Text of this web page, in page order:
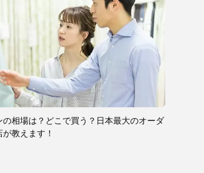
の相場は？どこで買う？日本最大のオーダ
教えます！